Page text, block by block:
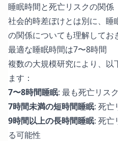
睡眠時間と死亡リスクの関係
社会的時差ぼけとは別に、睡
の関係についても理解してお
最適な睡眠時間は7〜8時間
複数の大規模研究により、以
ます：
7〜8時間睡眠: 最も死亡リス
7時間未満の短時間睡眠: 死亡
9時間以上の長時間睡眠: 死亡
る可能性